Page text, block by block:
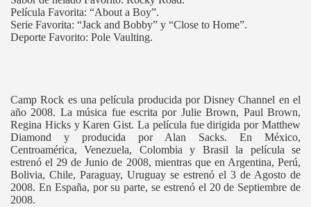
Película Favorita: “About a Boy”.
Serie Favorita: “Jack and Bobby” y “Close to Home”.
Deporte Favorito: Pole Vaulting.
Camp Rock es una película producida por Disney Channel en el
año 2008. La música fue escrita por Julie Brown, Paul Brown,
Regina Hicks y Karen Gist. La película fue dirigida por Matthew
Diamond y producida por Alan Sacks. En México,
Centroamérica, Venezuela, Colombia y Brasil la película se
estrenó el 29 de Junio de 2008, mientras que en Argentina, Perú,
Bolivia, Chile, Paraguay, Uruguay se estrenó el 3 de Agosto de
2008. En España, por su parte, se estrenó el 20 de Septiembre de
2008.